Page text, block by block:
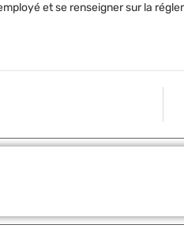
et se renseigner sur la